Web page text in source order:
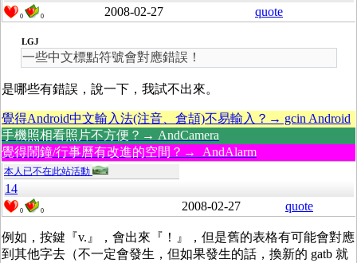
0 0 2008-02-27 quote
LGJ
一些中文標點符號會對應錯誤！
是哪些有錯誤，說一下，我試不出來。
覺得Android中文輸入法(注音、倉頡)不易輸入？→ gcin Android
手機照相看照片不方便？→ AndCamera
覺得鬧鐘/行事曆有改進的空間？→ AndAlarm
本人已不在此站活動
14
0 0 2008-02-27 quote
例如，按鍵『v.』，會出來『！』，但是舊的表格有可能會對應
到其他字去（不一定會發生，但如果發生的話，換新的 gatb 就